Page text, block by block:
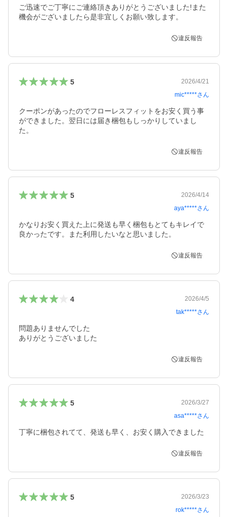
ご迅速でご丁寧にご連絡頂きありがとうございました!また
機会がございましたら是非宜しくお願い致します。
違反報告
5
2026/4/21
mic*****さん
クーポンがあったのでフローレスフィットをお安く買う事
ができました。翌日には届き梱包もしっかりしていまし
た。
違反報告
5
2026/4/14
aya*****さん
かなりお安く買えた上に発送も早く梱包もとてもキレイで
良かったです。また利用したいなと思いました。
違反報告
4
2026/4/5
tak*****さん
問題ありませんでした
ありがとうございました
違反報告
5
2026/3/27
asa*****さん
丁寧に梱包されてて、発送も早く、お安く購入できました
違反報告
5
2026/3/23
rok*****さん